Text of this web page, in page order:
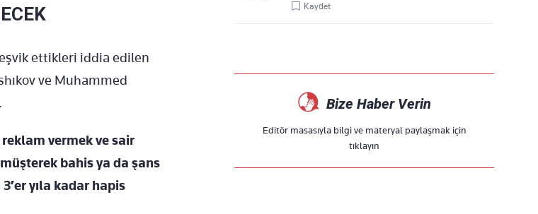
ettikleri iddia edilen
ve Muhammed
vermek ve sair
bahis ya da şans
yıla kadar hapis
Kaydet
Bize Haber Verin
Editör masasıyla bilgi ve materyal paylaşmak için
tıklayın